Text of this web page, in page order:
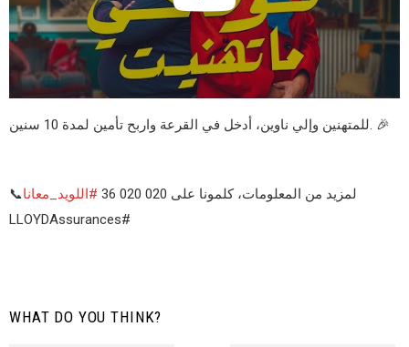
للمتهنين وإلي ناوين، أدخل في القرعة واربح تأمين لمدة 10 سنين. 🎉
📞لمزيد من المعلومات، كلمونا على 020 020 36
#اللويد_معانا
LLOYDAssurances#
WHAT DO YOU THINK?